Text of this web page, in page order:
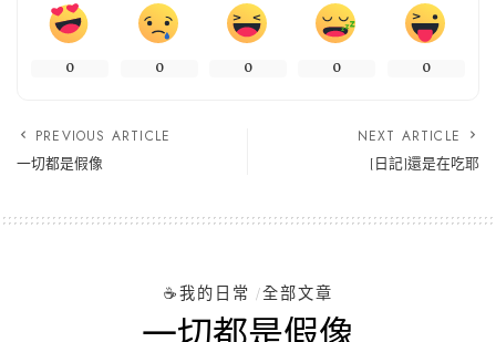
0 0 0 0 0
PREVIOUS ARTICLE
一切都是假像
NEXT ARTICLE
[日記]還是在吃耶
☕️我的日常 全部文章